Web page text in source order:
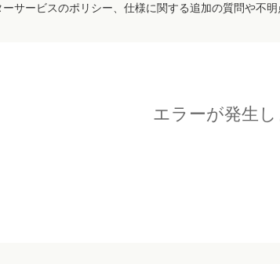
サービスのポリシー、仕様に関する追加の質問や不
エラーが発生